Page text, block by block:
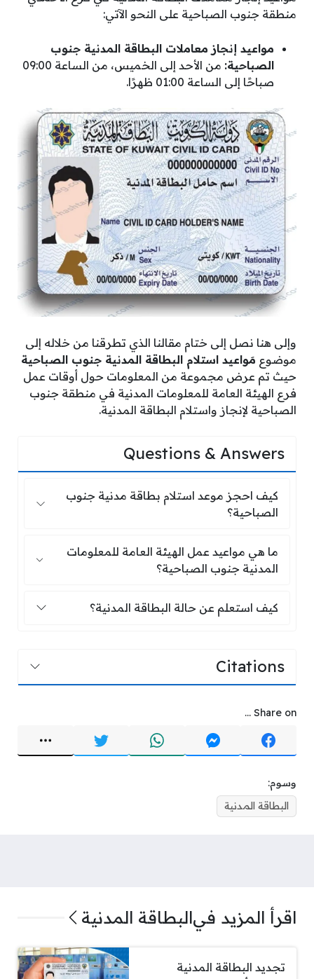
منطقة جنوب الصباحية على النحو الآتي:
مواعيد إنجاز معاملات البطاقة المدنية جنوب
الصباحية:
من الأحد إلى الخميس، من الساعة 09:00
صباحًا إلى الساعة 01:00 ظهرًا.
وإلى هنا نصل إلى ختام مقالنا الذي تطرقنا من خلاله إلى
موضوع مَواعيد استلام البطاقة المدنية جنوب الصباحية
حيث تم عرض مجموعة من المعلومات حول أوقات عمل
فرع الهيئة العامة للمعلومات المدنية في منطقة جنوب
الصباحية لإنجاز واستلام البطاقة المدنية.
Questions & Answers
كيف احجز موعد استلام بطاقة مدنية
كيف احجز موعد استلام بطاقة مدنية جنوب
الصباحية؟
ما هي مواعيد عمل الهيئة العامة
ما هي مواعيد عمل الهيئة العامة للمعلومات
المدنية جنوب الصباحية؟
كيف استعلم عن حالة البطاقة المدنية؟
كيف استعلم عن حالة البطاقة المدنية؟
Citations
Share on ...
وسوم:
البطاقة المدنية
اقرأ المزيد فيالبطاقة المدنية
تجديد البطاقة المدنية